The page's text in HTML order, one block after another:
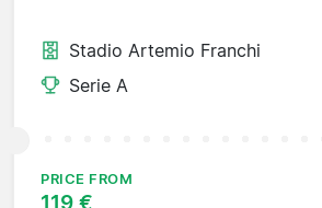
Stadio Artemio Franchi
Serie A
PRICE FROM
119 €